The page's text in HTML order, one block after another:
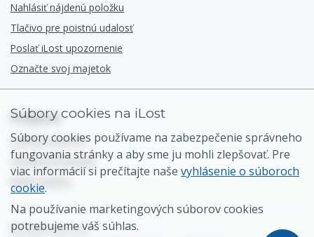
Nahlásiť nájdenú položku
Tlačivo pre poistnú udalosť
Poslať iLost upozornenie
Označte svoj majetok
Podpora
Centrum pomoci
Všeobecný kontakt
Mapa stránky
© 2026 iLost B.V.
Súbory cookies na iLost
Súbory cookies používame na zabezpečenie správneho
fungovania stránky a aby sme ju mohli zlepšovať. Pre
viac informácií si prečítajte naše vyhlásenie o súboroch
cookie.
Na používanie marketingových súborov cookies
potrebujeme váš súhlas.